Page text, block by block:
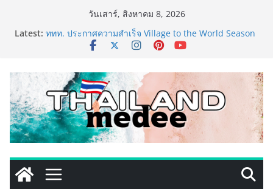
วันเสาร์, สิงหาคม 8, 2026
Latest: ไทย สู่ใจกลางมหานคร” ชวนชิม ช้อป สินค้าเกษตร
คุณภาพจากทั่วไทย วันนี้ – 8 สิงหาคมนี้ ณ ลานคนเมือง
5 ผนึก 9 พันธมิตร ขับเคลื่อน ESG Tourism สืบสานพระ
ราชปณิธาน สร้างคุณค่าการท่องเที่ยวไทยอย่างยั่งยืน
เหิงลี่ แมนูแฟคเจอริ่ง เทคโนโลยี (ไทยแลนด์) เปิดโรงงาน
แห่งใหม่ในชลบุรี เดินหน้าขยายฐานการผลิตสู่เอเชียตะวัน
ออกเฉียงใต้ เสริมแกร่งยุทธศาสตร์ระดับโลก
TECNO ประกาศทรานส์ฟอร์มจากเกมมิ่งโฟน สู่ไลฟ์สไตล์
แฟชั่นไอเท็ม เสิร์ฟใหญ่ปักหมุดแลนมาร์คใหม่กลางสถานี
MRT วาง POVA 8 Series จุดเริ่มต้นครั้งสำคัญ
PIPPER STANDARD® เปิดตัวแชมพูอาบน้ำ และ โฟมอาบ
แห้งสัตว์เลี้ยง ชูนวัตกรรมพลังธรรมชาติ “Zero-Residue”